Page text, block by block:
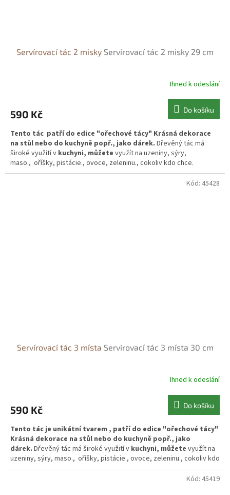
Servírovací tác 2 misky Servírovací tác 2 misky 29 cm
Ihned k odeslání
590 Kč Do košíku
Tento tác patří do edice "ořechové tácy" Krásná dekorace
na stůl nebo do kuchyně popř., jako dárek. Dřevěný tác má
široké využití v kuchyni, můžete využít na uzeniny, sýry,
maso., oříšky, pistácie., ovoce, zeleninu., cokoliv kdo chce.
Servírovací tác 3 místa Servírovací tác 3 místa 30 cm
Ihned k odeslání
590 Kč Do košíku
Tento tác je unikátní tvarem , patří do edice "ořechové tácy"
Krásná dekorace na stůl nebo do kuchyně popř., jako
dárek. Dřevěný tác má široké využití v kuchyni, můžete využít na
uzeniny, sýry, maso., oříšky, pistácie., ovoce, zeleninu., cokoliv kdo
chce.
Kód: 45428
Kód: 45419